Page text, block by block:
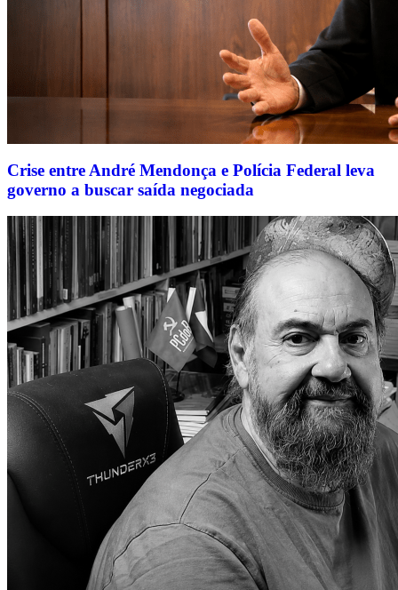
Crise entre André Mendonça e Polícia Federal leva
governo a buscar saída negociada